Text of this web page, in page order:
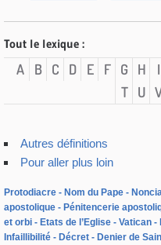
Tout le lexique :
A B C D E F G H I
T
U
Autres définitions
Pour aller plus loin
Protodiacre Nom du Pape
apostolique
Pénitencerie
et orbi
Etats de l’Eglise Vatican
Infaillibilité
Décret Denier de